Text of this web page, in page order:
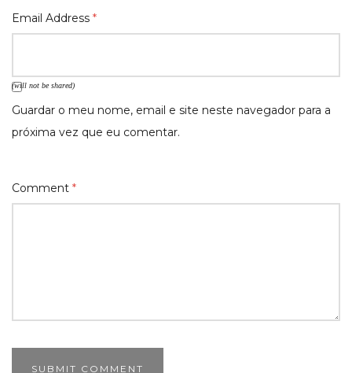
Email Address *
(will not be shared)
Guardar o meu nome, email e site neste navegador para a
próxima vez que eu comentar.
Comment *